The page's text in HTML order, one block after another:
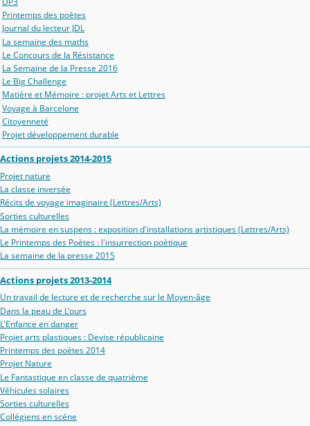
Printemps des poètes
Journal du lecteur JDL
La semaine des maths
Le Concours de la Résistance
La Semaine de la Presse 2016
Le Big Challenge
Matière et Mémoire : projet Arts et Lettres
Voyage à Barcelone
Citoyenneté
Projet développement durable
Actions projets 2014-2015
Projet nature
La classe inversée
Récits de voyage imaginaire (Lettres/Arts)
Sorties culturelles
La mémoire en suspens : exposition d'installations artistiques (Lettres/Arts)
Le Printemps des Poètes : l'insurrection poètique
La semaine de la presse 2015
Actions projets 2013-2014
Un travail de lecture et de recherche sur le Moyen-âge
Dans la peau de L'ours
L'Enfance en danger
Projet arts plastiques : Devise républicaine
Printemps des poètes 2014
Projet Nature
Le Fantastique en classe de quatrième
Véhicules solaires
Sorties culturelles
Collégiens en scéne